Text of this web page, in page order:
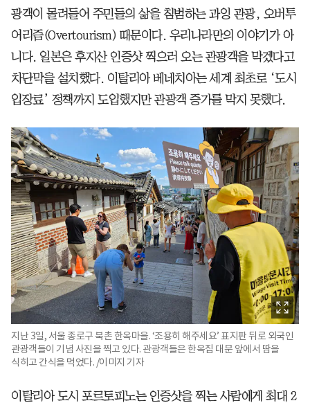
광객이 몰려들어 주민들의 삶을 침범하는 과잉 관광, 오버투
어리즘(Overtourism) 때문이다. 우리나라만의 이야기가 아
니다. 일본은 후지산 인증샷 찍으러 오는 관광객을 막겠다고
차단막을 설치했다. 이탈리아 베네치아는 세계 최초로 ‘도시
입장료’ 정책까지 도입했지만 관광객 증가를 막지 못했다.
지난 3일, 서울 종로구 북촌 한옥마을. ‘조용히 해주세요’ 표지판 뒤로 외국인
관광객들이 기념 사진을 찍고 있다. 관광객들은 한옥집 대문 앞에서 땀을
식히고 간식을 먹었다. /이미지 기자
이탈리아 도시 포르토피노는 인증샷을 찍는 사람에게 최대 2